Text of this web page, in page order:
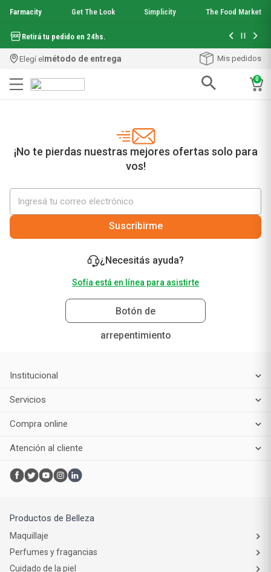
Farmacity Get The Look Simplicity The Food Market
Retirá tu pedido en 24hs. Hasta 6
Elegí elmétodo de entrega Mis pedidos
0
¡No te pierdas nuestras mejores ofertas solo para
vos!
Suscribirme
¿Necesitás ayuda?
Sofía está en línea para asistirte
Botón de
arrepentimiento
Institucional
Servicios
Compra online
Atención al cliente
Productos de Belleza
Maquillaje
Perfumes y fragancias
Cuidado de la piel
garnier toque seco crema facial
. mineral 89
6
protector solar
8
9